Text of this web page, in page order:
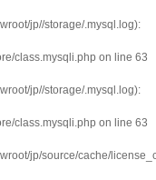
jp//storage/.mysql.log):
class.mysqli.php on line 63
jp//storage/.mysql.log):
class.mysqli.php on line 63
jp/source/cache/